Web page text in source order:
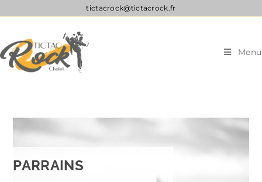
tictacrock@tictacrock.fr
Menu
PARRAINS